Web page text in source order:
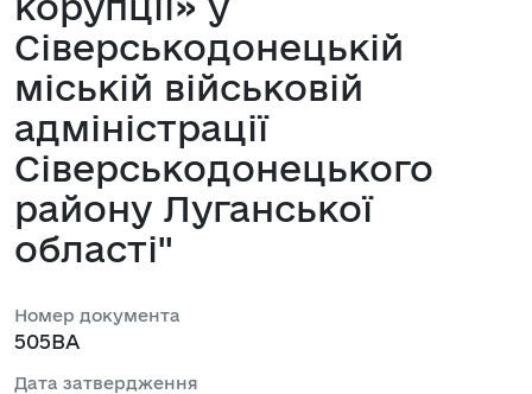
Сіверськодонецькій
міській військовій
адміністрації
Сіверськодонецького
району Луганської
області"
Номер документа
505ВА
Дата затвердження